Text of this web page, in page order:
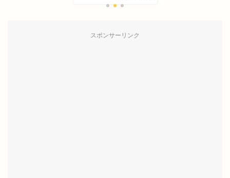
スポンサーリンク